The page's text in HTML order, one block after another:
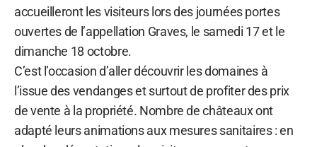
accueilleront les visiteurs lors des journées portes
ouvertes de l’appellation Graves, le samedi 17 et le
dimanche 18 octobre.
C’est l’occasion d’aller découvrir les domaines à
l’issue des vendanges et surtout de profiter des prix
de vente à la propriété. Nombre de châteaux ont
adapté leurs animations aux mesures sanitaires : en